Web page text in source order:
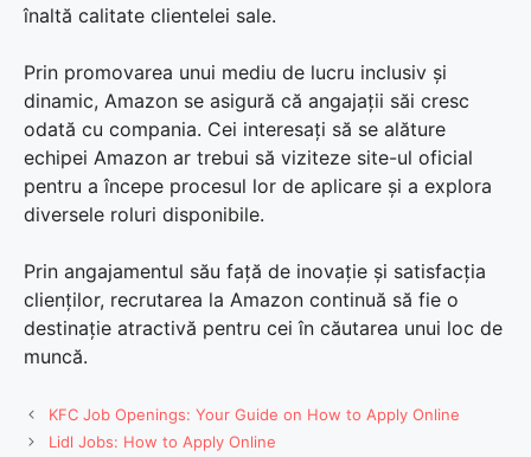
înaltă calitate clientelei sale.
Prin promovarea unui mediu de lucru inclusiv și
dinamic, Amazon se asigură că angajații săi cresc
odată cu compania. Cei interesați să se alăture
echipei Amazon ar trebui să viziteze site-ul oficial
pentru a începe procesul lor de aplicare și a explora
diversele roluri disponibile.
Prin angajamentul său față de inovație și satisfacția
clienților, recrutarea la Amazon continuă să fie o
destinație atractivă pentru cei în căutarea unui loc de
muncă.
KFC Job Openings: Your Guide on How to Apply Online
Lidl Jobs: How to Apply Online